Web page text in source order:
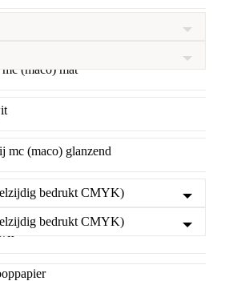
(maco) glanzend
(maco) mat
mc (maco) glanzend
mc (maco) mat
bedrukt CMYK)
bedrukt CMYK)